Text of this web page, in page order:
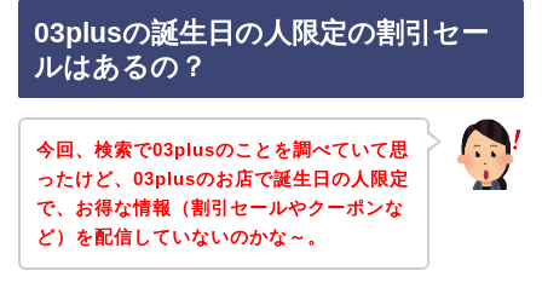
03plusの誕生日の人限定の割引セー
ルはあるの？
今回、検索で03plusのことを調べていて思
ったけど、03plusのお店で誕生日の人限定
で、お得な情報（割引セールやクーポンな
ど）を配信していないのかな～。